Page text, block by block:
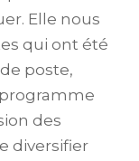
Elle nous
qui ont été
poste,
des
diversifier